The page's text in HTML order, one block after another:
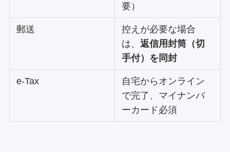
要）
郵送
控えが必要な場合
は、返信用封筒（切
手付）を同封
e-Tax
自宅からオンライン
で完了、マイナンバ
ーカード必須